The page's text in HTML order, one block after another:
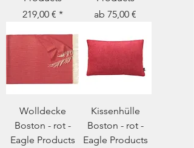
Preis
219,00 €
ab 75,00 €
Sale-Preis
Wolldecke
Boston - rot -
Eagle Products
Kissenhülle
Boston - rot -
Eagle Products